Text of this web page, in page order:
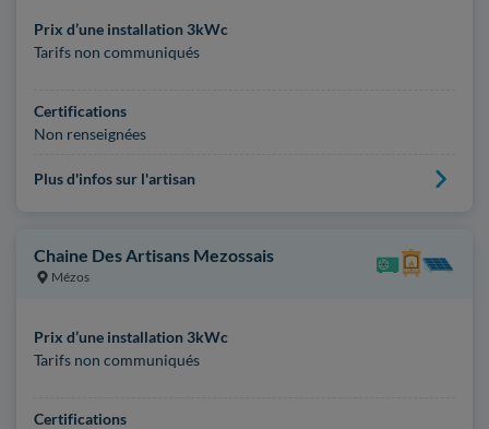
Prix d’une installation 3kWc
Tarifs non communiqués
Certifications
Non renseignées
Plus d'infos sur l'artisan
Chaine Des Artisans Mezossais
Mézos
Prix d’une installation 3kWc
Tarifs non communiqués
Certifications